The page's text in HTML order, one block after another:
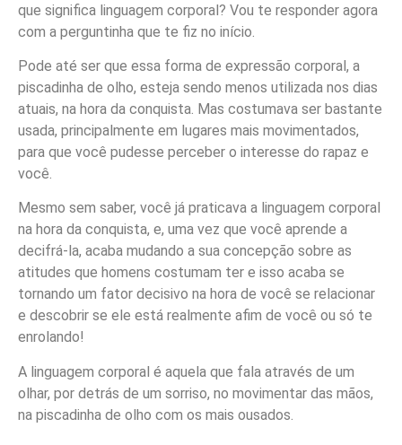
que significa linguagem corporal? Vou te responder agora
com a perguntinha que te fiz no início.
Pode até ser que essa forma de expressão corporal, a
piscadinha de olho, esteja sendo menos utilizada nos dias
atuais, na hora da conquista. Mas costumava ser bastante
usada, principalmente em lugares mais movimentados,
para que você pudesse perceber o interesse do rapaz e
você.
Mesmo sem saber, você já praticava a linguagem corporal
na hora da conquista, e, uma vez que você aprende a
decifrá-la, acaba mudando a sua concepção sobre as
atitudes que homens costumam ter e isso acaba se
tornando um fator decisivo na hora de você se relacionar
e descobrir se ele está realmente afim de você ou só te
enrolando!
A linguagem corporal é aquela que fala através de um
olhar, por detrás de um sorriso, no movimentar das mãos,
na piscadinha de olho com os mais ousados.